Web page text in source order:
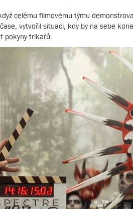
celému filmovému týmu
vytvořil situaci, kdy by na sebe
pokyny trikařů.